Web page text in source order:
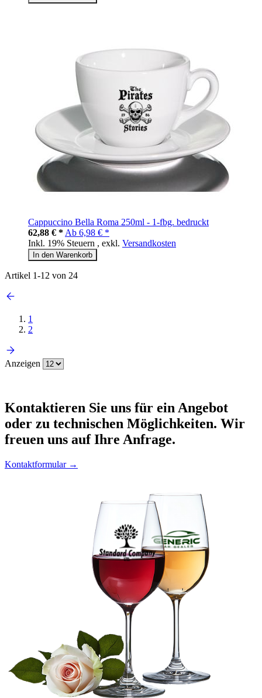
Cappuccino Bella Roma 250ml - 1-fbg. bedruckt
62,88 € * Ab 6,98 € *
Inkl. 19% Steuern , exkl. Versandkosten
In den Warenkorb
Artikel 1-12 von 24
1
2
Anzeigen
Kontaktieren Sie uns für ein Angebot
oder zu technischen Möglichkeiten. Wir
freuen uns auf Ihre Anfrage.
Kontaktformular →